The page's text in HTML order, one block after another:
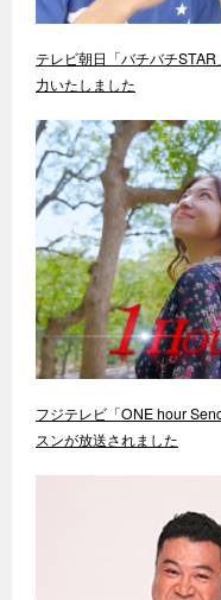
テレビ朝日「バチバチ
力いたしました
フジテレビ「ONE hour
スンが放送されました